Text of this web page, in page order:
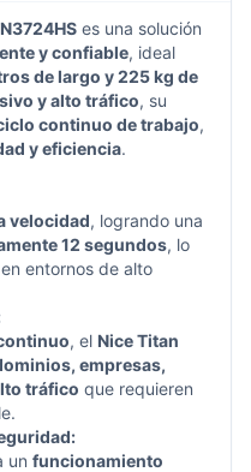
es una solución
y confiable, ideal
de largo y 225 kg de
y alto tráfico, su
continuo de trabajo,
y eficiencia.
velocidad, logrando una
12 segundos, lo
entornos de alto
, el Nice Titan
empresas,
tráfico que requieren
un funcionamiento